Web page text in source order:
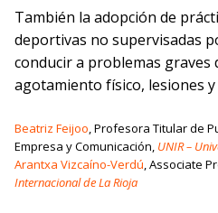
También la adopción de
deportivas no supervisadas
conducir a problemas graves
agotamiento físico, lesiones
Beatriz Feijoo, Profesora Titular de
Empresa y Comunicación, UNIR –
Arantxa Vizcaíno-Verdú, Associate
Internacional de La Rioja